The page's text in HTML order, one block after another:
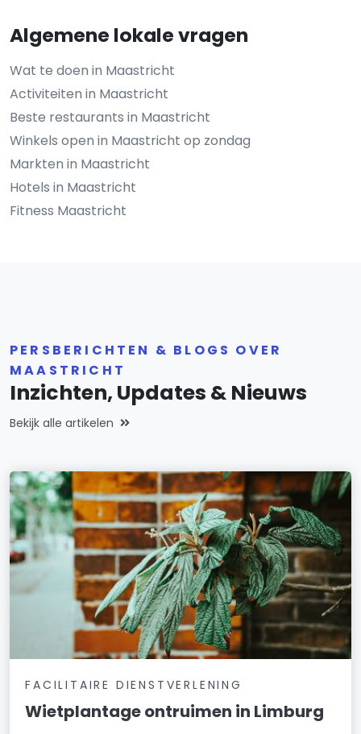
Algemene lokale vragen
Wat te doen in Maastricht
Activiteiten in Maastricht
Beste restaurants in Maastricht
Winkels open in Maastricht op zondag
Markten in Maastricht
Hotels in Maastricht
Fitness Maastricht
PERSBERICHTEN & BLOGS OVER
MAASTRICHT
Inzichten, Updates & Nieuws
Bekijk alle artikelen
FACILITAIRE DIENSTVERLENING
Wietplantage ontruimen in Limburg